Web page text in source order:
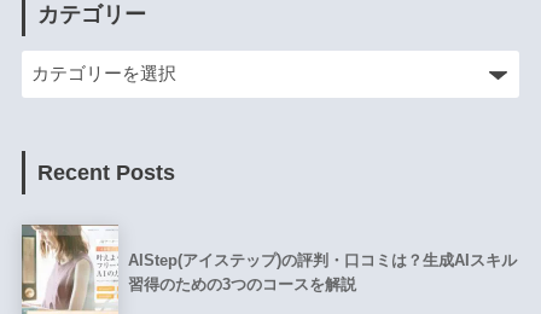
カテゴリー
Recent Posts
AIStep(アイステップ)の評判・口コミは？生成AIスキル
習得のための3つのコースを解説